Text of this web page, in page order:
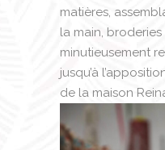
matières,
la main,
minutieusement
jusqu’à
de la maison